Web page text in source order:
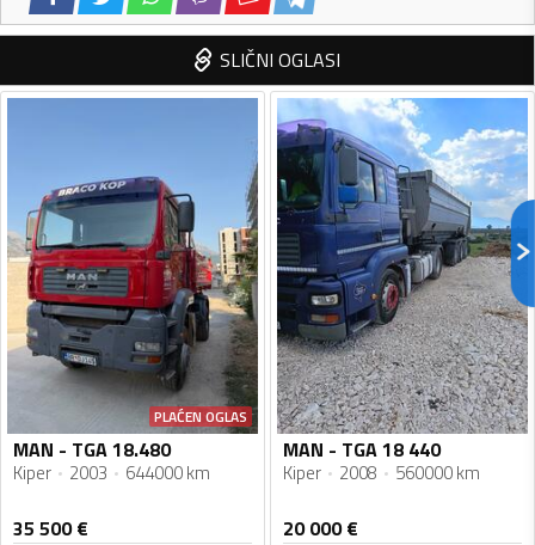
SLIČNI OGLASI
PLAĆEN OGLAS
MAN - TGA 18.480
Kiper 2003 644000 km
35 500€
MAN - TGA 18 440
Kiper 2008 560000 km
20 000€